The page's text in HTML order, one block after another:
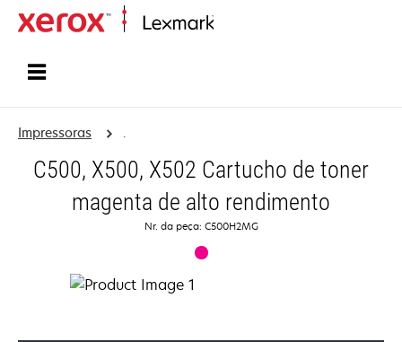
Impressoras .
C500, X500, X502 Cartucho de toner
magenta de alto rendimento
Nr. da peça: C500H2MG